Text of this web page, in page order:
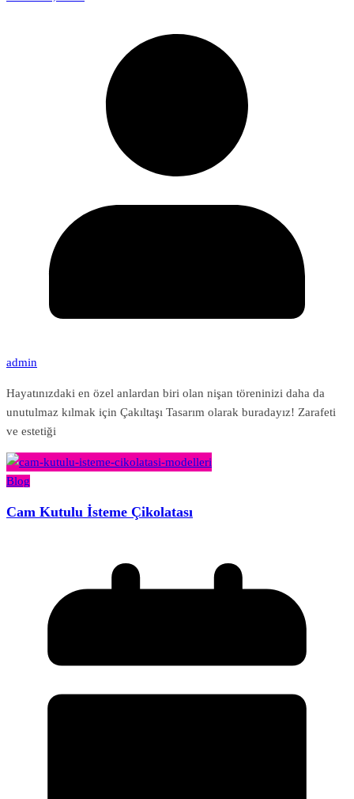
admin
Hayatınızdaki en özel anlardan biri olan nişan töreninizi daha da
unutulmaz kılmak için Çakıltaşı Tasarım olarak buradayız! Zarafeti
ve estetiği
Blog
Cam Kutulu İsteme Çikolatası